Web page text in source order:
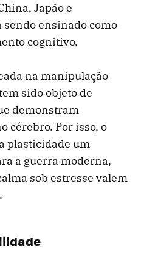
Japão e
ensinado como
cognitivo.
na manipulação
sido objeto de
demonstram
cérebro. Por isso, o
plasticidade um
a guerra moderna,
sob estresse valem